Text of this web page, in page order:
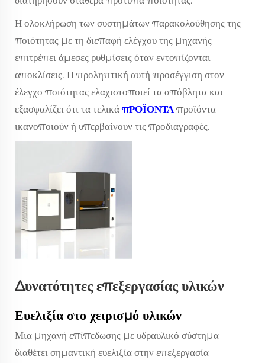
Η ολοκλήρωση των συστημάτων παρακολούθησης της
ποιότητας με τη διεπαφή ελέγχου της μηχανής
επιτρέπει άμεσες ρυθμίσεις όταν εντοπίζονται
αποκλίσεις. Η προληπτική αυτή προσέγγιση στον
έλεγχο ποιότητας ελαχιστοποιεί τα απόβλητα και
εξασφαλίζει ότι τα τελικά πΡΟΪΟΝΤΑπροϊόντα
ικανοποιούν ή υπερβαίνουν τις προδιαγραφές.
Δυνατότητες επεξεργασίας υλικών
Ευελιξία στο χειρισμό υλικών
Μια μηχανή επίπεδωσης με υδραυλικό σύστημα
διαθέτει σημαντική ευελιξία στην επεξεργασία